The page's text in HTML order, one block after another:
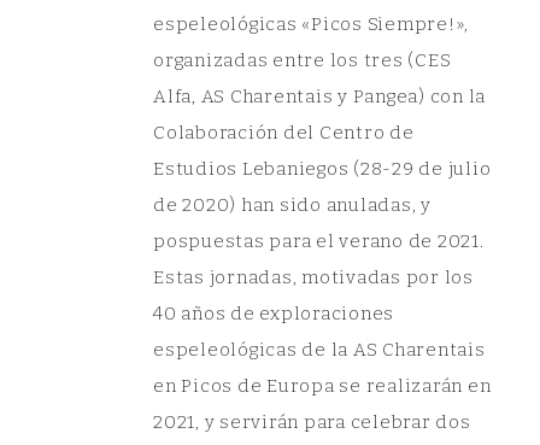
espeleológicas «Picos Siempre!»,
organizadas entre los tres (CES
Alfa, AS Charentais y Pangea) con la
Colaboración del Centro de
Estudios Lebaniegos (28-29 de julio
de 2020) han sido anuladas, y
pospuestas para el verano de 2021.
Estas jornadas, motivadas por los
40 años de exploraciones
espeleológicas de la AS Charentais
en Picos de Europa se realizarán en
2021, y servirán para celebrar dos